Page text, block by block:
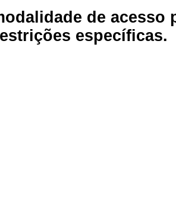
de
específicas.